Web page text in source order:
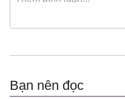
Bạn nên đọc